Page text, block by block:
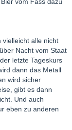
vielleicht alle nicht
Nacht vom Staat
letzte Tageskurs
dann das Metall
wird sicher
gibt es dann
Und auch
eben zu anderen